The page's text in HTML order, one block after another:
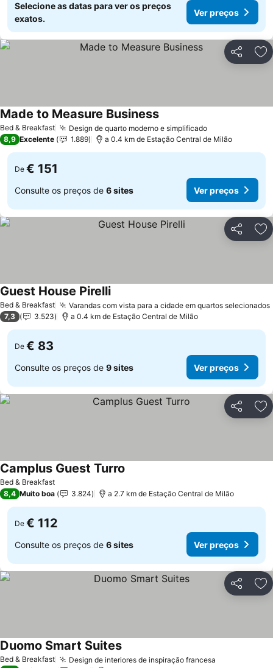
Selecione as datas para ver os preços
exatos.
Ver preços
Partilhar
Bed & Breakfast Design de quarto moderno e simplificadoVer preços
Made to Measure BusinessVer preços
8,9 Excelente 1.889 a 0.4 km de Estação Central de Milão
De € 151
Consulte os preços de 6 sites Ver preços
Partilhar
Bed & Breakfast Varandas com vista para a cidade em quartos selecionados
Guest House PirelliVer preços
7,3 3.523 a 0.4 km de Estação Central de Milão
De € 83
Consulte os preços de 9 sites Ver preços
Partilhar
Bed & Breakfast
Camplus Guest Turro
8,4 Muito boa 3.824 a 2.7 km de Estação Central de Milão
De € 112
Consulte os preços de 6 sites Ver preços
Partilhar
Bed & Breakfast Design de interiores de inspiração francesa
Duomo Smart SuitesVer preços